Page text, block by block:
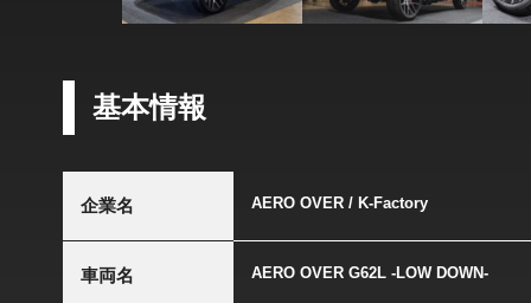
基本情報
企業名 AERO OVER / K-Factory
車両名 AERO OVER G62L -LOW DOWN-